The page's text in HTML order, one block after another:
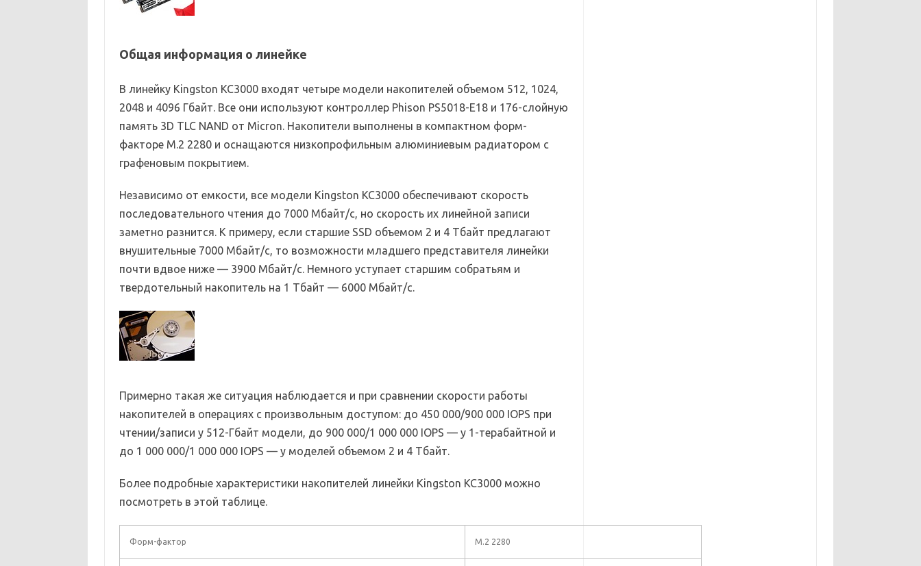
Общая информация о линейке
В линейку Kingston KC3000 входят четыре модели накопителей объемом 512, 1024,
2048 и 4096 Гбайт. Все они используют контроллер Phison PS5018-E18 и 176-слойную
память 3D TLC NAND от Micron. Накопители выполнены в компактном форм-
факторе M.2 2280 и оснащаются низкопрофильным алюминиевым радиатором с
графеновым покрытием.
Независимо от емкости, все модели Kingston KC3000 обеспечивают скорость
последовательного чтения до 7000 Мбайт/с, но скорость их линейной записи
заметно разнится. К примеру, если старшие SSD объемом 2 и 4 Тбайт предлагают
внушительные 7000 Мбайт/с, то возможности младшего представителя линейки
почти вдвое ниже — 3900 Мбайт/с. Немного уступает старшим собратьям и
твердотельный накопитель на 1 Тбайт — 6000 Мбайт/с.
Примерно такая же ситуация наблюдается и при сравнении скорости работы
накопителей в операциях с произвольным доступом: до 450 000/900 000 IOPS при
чтении/записи у 512-Гбайт модели, до 900 000/1 000 000 IOPS — у 1-терабайтной и
до 1 000 000/1 000 000 IOPS — у моделей объемом 2 и 4 Тбайт.
Более подробные характеристики накопителей линейки Kingston KC3000 можно
посмотреть в этой таблице.
Форм-фактор M.2 2280